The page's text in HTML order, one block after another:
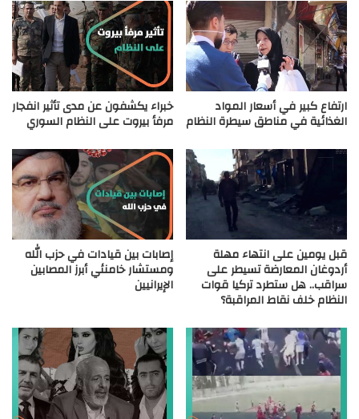
ارتفاع كبير في أسعار المواد
الغذائية في مناطق سيطرة النظام
خبراء يكشفون عن مدى تأثير انفجار
مرفأ بيروت على النظام السوري
قبل يومين على انتهاء مهلة
أردوغان المعارضة تسيطر على
سراقب.. هل ستطرد تركيا قوات
النظام خلف نقاط المراقبة؟
إصابات بين قيادات في حزب الله
ومستشار خامنئي أبرز المصابين
الإيرانيين